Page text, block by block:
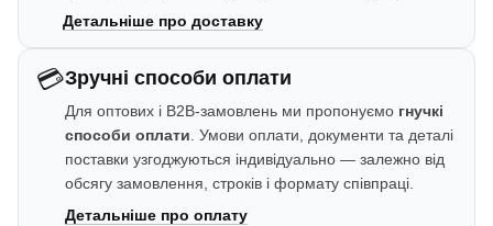
Детальніше про доставку
💳Зручні способи оплати
Для оптових і B2B-замовлень ми пропонуємо гнучкі
способи оплати . Умови оплати, документи та деталі
поставки узгоджуються індивідуально — залежно від
обсягу замовлення, строків і формату співпраці.
Детальніше про оплату